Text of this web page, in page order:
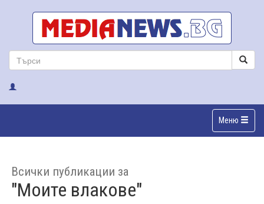
Меню
Всички публикации за
"Моите влакове"